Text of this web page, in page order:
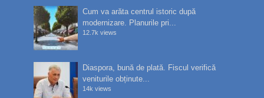
Cum va arăta centrul istoric după
modernizare. Planurile pri...
12.7k views
Diaspora, bună de plată. Fiscul verifică
veniturile obținute...
14k views